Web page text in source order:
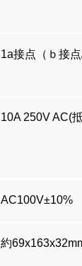
1a接点（ｂ接点
10A 250V AC(
AC100V±10%
約